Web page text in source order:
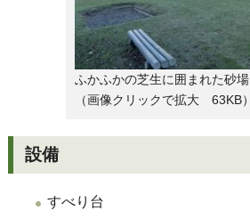
ふかふかの芝生に囲まれた砂場
（画像クリックで拡大 63KB）
設備
すべり台